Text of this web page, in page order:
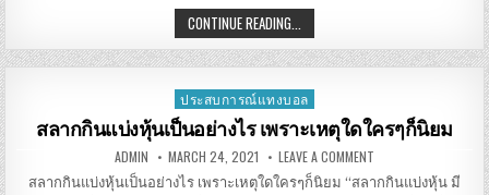
CONTINUE READING...
ไม่
ลับ ขอ
ลอตเตอรี่ ด้วย
ต่างๆ
Posted
in
ประสบการณ์แทงบอล
สลากกินแบ่งหุ้นเป็นอย่างไร เพราะเหตุใดใครๆก็นิยม
AUTHOR:
ADMIN PUBLISHED
DATE:
MARCH 24, 2021 LEAVE A COMMENT
กิน
สลากกินแบ่งหุ้นเป็นอย่างไร เพราะเหตุใดใครๆก็นิยม “สลากกินแบ่งหุ้น มี